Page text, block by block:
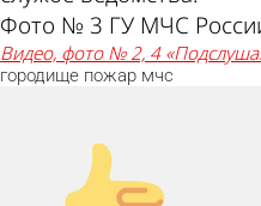
Фото № 3 ГУ МЧС
видео, фото № 2, 4
городище пожар мчс
Палец
вверх!